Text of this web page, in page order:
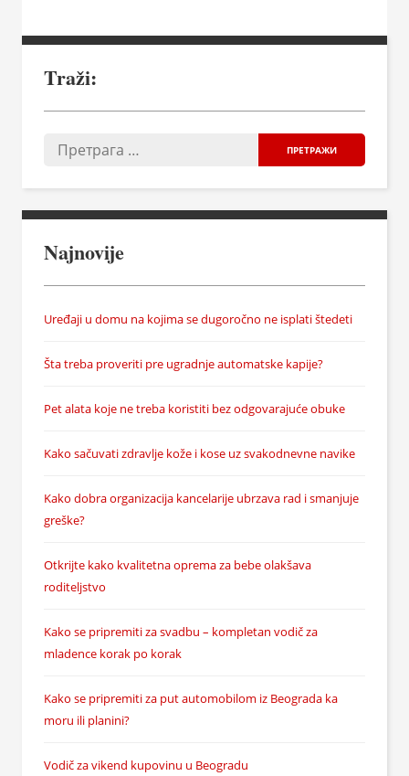
Traži:
Najnovije
Uređaji u domu na kojima se dugoročno ne isplati štedeti
Šta treba proveriti pre ugradnje automatske kapije?
Pet alata koje ne treba koristiti bez odgovarajuće obuke
Kako sačuvati zdravlje kože i kose uz svakodnevne navike
Kako dobra organizacija kancelarije ubrzava rad i smanjuje
greške?
Otkrijte kako kvalitetna oprema za bebe olakšava
roditeljstvo
Kako se pripremiti za svadbu – kompletan vodič za
mladence korak po korak
Kako se pripremiti za put automobilom iz Beograda ka
moru ili planini?
Vodič za vikend kupovinu u Beogradu